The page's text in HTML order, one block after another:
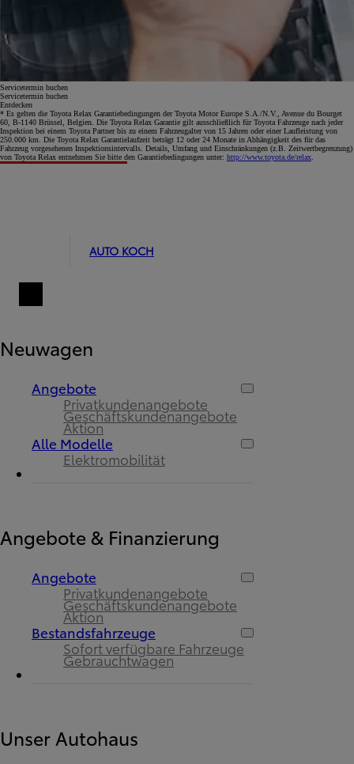
Servicetermin buchen
Servicetermin buchen
Entdecken
* Es gelten die Toyota Relax Garantiebedingungen der Toyota Motor Europe S.A./N.V., Avenue du Bourget
60, B-1140 Brüssel, Belgien. Die Toyota Relax Garantie gilt ausschließlich für Toyota Fahrzeuge nach jeder
Inspektion bei einem Toyota Partner bis zu einem Fahrzeugalter von 15 Jahren oder einer Laufleistung von
250.000 km. Die Toyota Relax Garantielaufzeit beträgt 12 oder 24 Monate in Abhängigkeit des für das
Fahrzeug vorgesehenen Inspektionsintervalls. Details, Umfang und Einschränkungen (z.B. Zeitwertbegrenzung)
von Toyota Relax entnehmen Sie bitte den Garantiebedingungen unter: http://www.toyota.de/relax.
AUTO KOCH
Neuwagen
Angebote
Privatkundenangebote
Geschäftskundenangebote
Aktion
Alle Modelle
Elektromobilität
Angebote & Finanzierung
Angebote
Privatkundenangebote
Geschäftskundenangebote
Aktion
Bestandsfahrzeuge
Sofort verfügbare Fahrzeuge
Gebrauchtwagen
Unser Autohaus